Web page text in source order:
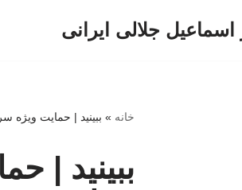
اسماعیل جلالی ایرانی
خانه » ببینید | حمایت ویژه
ببینید |